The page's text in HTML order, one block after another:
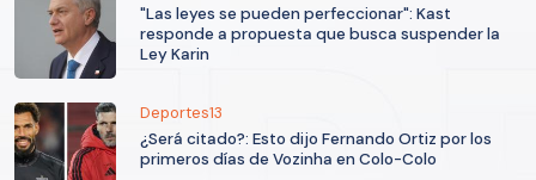
"Las leyes se pueden perfeccionar": Kast
responde a propuesta que busca suspender la
Ley Karin
Deportes13
¿Será citado?: Esto dijo Fernando Ortiz por los
primeros días de Vozinha en Colo-Colo